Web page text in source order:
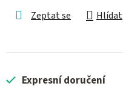
Zeptat se Hlídat
Expresní doručení